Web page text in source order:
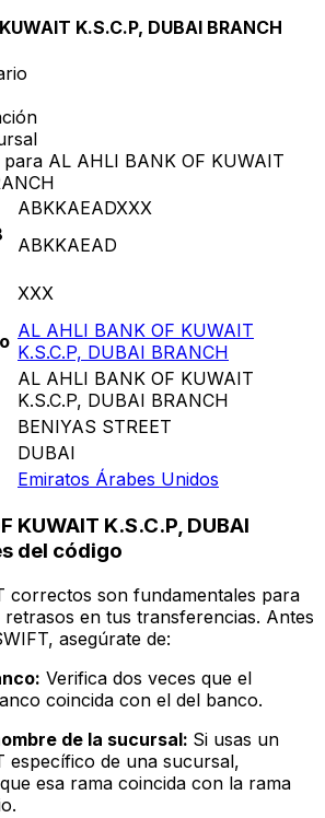
K.S.C.P, DUBAI BRANCH
AL AHLI BANK OF KUWAIT
ABKKAEADXXX
ABKKAEAD
XXX
AL AHLI BANK OF KUWAIT
K.S.C.P, DUBAI BRANCH
AL AHLI BANK OF KUWAIT
K.S.C.P, DUBAI BRANCH
BENIYAS STREET
DUBAI
Emiratos Árabes Unidos
KUWAIT K.S.C.P, DUBAI
del código
correctos son fundamentales para
en tus transferencias. Antes
asegúrate de:
Verifica dos veces que el
coincida con el del banco.
de la sucursal: Si usas un
específico de una sucursal,
esa rama coincida con la rama